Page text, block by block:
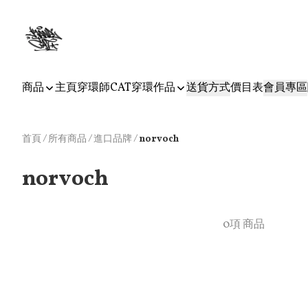
商品 主頁穿環師CAT穿環作品 送貨方式價目表會員專區
首頁/ 所有商品 /進口品牌 / norvoch
norvoch
0項 商品